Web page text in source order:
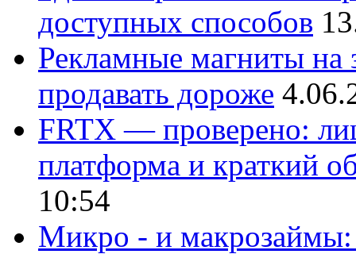
доступных способов
Рекламные магниты на
продавать дороже
FRTX — проверено:
платформа и краткий
10:54
Микро - и макрозаймы: